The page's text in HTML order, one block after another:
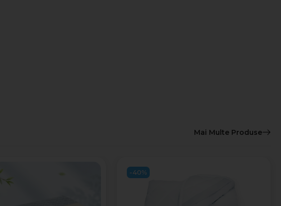
Mai Multe Produse
-40%